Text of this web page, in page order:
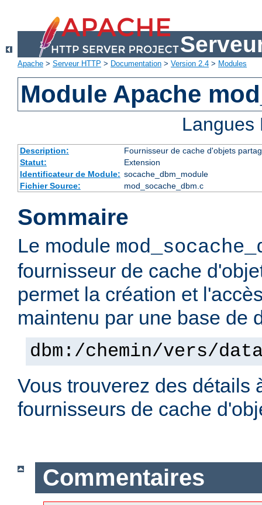
Apache > Serveur HTTP > Documentation > Version 2.4 > Modules
Module Apache
Description:
Fournisseur de cache d'objets
Statut:
Extension
Identificateur de Module: socache_dbm_module
Fichier Source:
mod_socache_dbm.c
Sommaire
Le module
fournisseur de cache
permet la création et
maintenu par une base de
dbm:/chemin/vers/
Vous trouverez des détails
fournisseurs de cache
Commentaires